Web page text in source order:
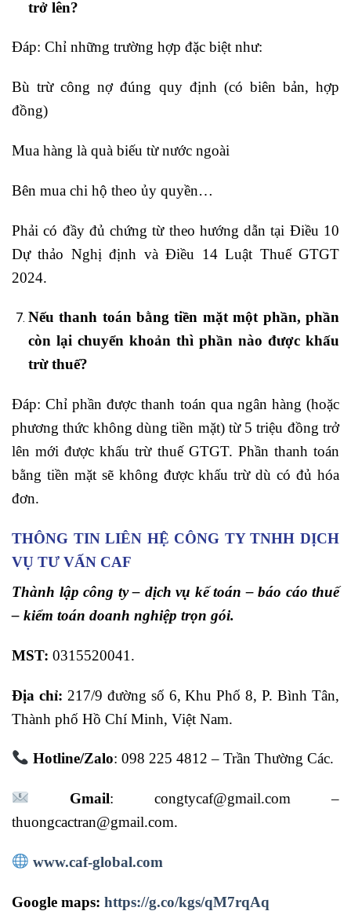
trở lên?
Đáp: Chỉ những trường hợp đặc biệt như:
Bù trừ công nợ đúng quy định (có biên bản, hợp
đồng)
Mua hàng là quà biếu từ nước ngoài
Bên mua chi hộ theo ủy quyền…
Phải có đầy đủ chứng từ theo hướng dẫn tại Điều 10
Dự thảo Nghị định và Điều 14 Luật Thuế GTGT
2024.
Nếu thanh toán bằng tiền mặt một phần, phần
còn lại chuyển khoản thì phần nào được khấu
trừ thuế?
Đáp: Chỉ phần được thanh toán qua ngân hàng (hoặc
phương thức không dùng tiền mặt) từ 5 triệu đồng trở
lên mới được khấu trừ thuế GTGT. Phần thanh toán
bằng tiền mặt sẽ không được khấu trừ dù có đủ hóa
đơn.
THÔNG TIN LIÊN HỆ CÔNG TY TNHH DỊCH
VỤ TƯ VẤN CAF
Thành lập công ty – dịch vụ kế toán – báo cáo thuế
– kiểm toán doanh nghiệp trọn gói.
MST: 0315520041.
Địa chỉ: 217/9 đường số 6, Khu Phố 8, P. Bình Tân,
Thành phố Hồ Chí Minh, Việt Nam.
Hotline/Zalo: 098 225 4812 – Trần Thường Các.
Gmail: congtycaf@gmail.com –
thuongcactran@gmail.com.
www.caf-global.com
Google maps: https://g.co/kgs/qM7rqAq